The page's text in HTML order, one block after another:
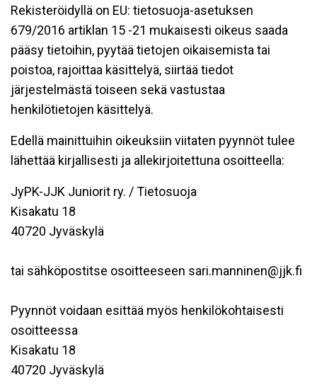
Rekisteröidyllä on EU: tietosuoja-asetuksen
679/2016 artiklan 15 -21 mukaisesti oikeus saada
pääsy tietoihin, pyytää tietojen oikaisemista tai
poistoa, rajoittaa käsittelyä, siirtää tiedot
järjestelmästä toiseen sekä vastustaa
henkilötietojen käsittelyä.
Edellä mainittuihin oikeuksiin viitaten pyynnöt tulee
lähettää kirjallisesti ja allekirjoitettuna osoitteella:
JyPK-JJK Juniorit ry. / Tietosuoja
Kisakatu 18
40720 Jyväskylä
tai sähköpostitse osoitteeseen sari.manninen@jjk.fi
Pyynnöt voidaan esittää myös henkilökohtaisesti
osoitteessa
Kisakatu 18
40720 Jyväskylä